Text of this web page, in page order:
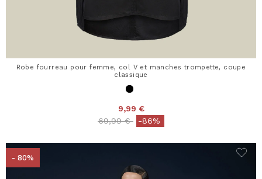
Robe fourreau pour femme, col V et manches trompette, coupe
classique
9,99 €
Price reduced from
69,99 €to-86%
- 80%